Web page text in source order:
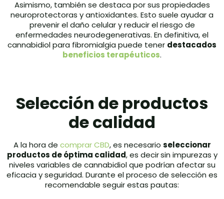
Asimismo, también se destaca por sus propiedades
neuroprotectoras y antioxidantes. Esto suele ayudar a
prevenir el daño celular y reducir el riesgo de
enfermedades neurodegenerativas. En definitiva, el
cannabidiol para fibromialgia puede tener destacados
beneficios terapéuticos.
Selección de productos
de calidad
A la hora de comprar CBD, es necesario seleccionar
productos de óptima calidad, es decirsin impurezas y
niveles variables de cannabidiol que podrían afectar su
eficacia y seguridad. Durante el proceso de selección es
recomendable seguir estas pautas: